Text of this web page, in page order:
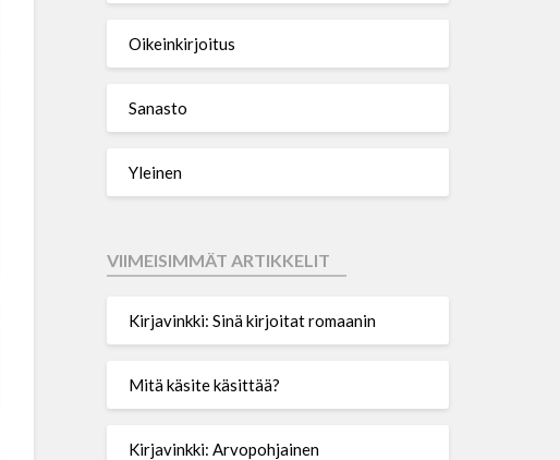
Oikeinkirjoitus
Sanasto
Yleinen
VIIMEISIMMÄT ARTIKKELIT
Kirjavinkki: Sinä kirjoitat romaanin
Mitä käsite käsittää?
Kirjavinkki: Arvopohjainen